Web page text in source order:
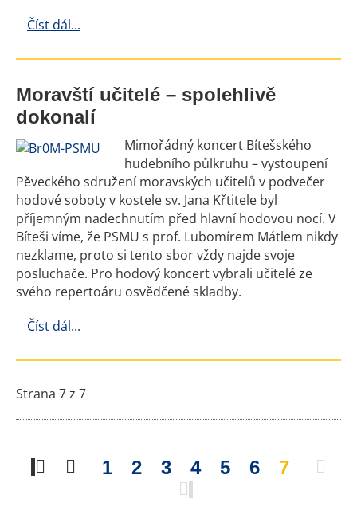
Číst dál...
Moravští učitelé – spolehlivě
dokonalí
Mimořádný koncert Bítešského
hudebního půlkruhu – vystoupení
Pěveckého sdružení moravských učitelů v podvečer
hodové soboty v kostele sv. Jana Křtitele byl
příjemným nadechnutím před hlavní hodovou nocí. V
Bíteši víme, že PSMU s prof. Lubomírem Mátlem nikdy
nezklame, proto si tento sbor vždy najde svoje
posluchače. Pro hodový koncert vybrali učitelé ze
svého repertoáru osvědčené skladby.
Číst dál...
Strana 7 z 7
1 2 3 4 5 6 7